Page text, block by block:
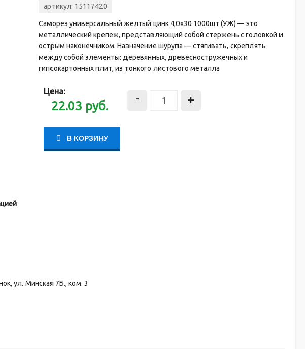
артикул: 15117420
Саморез универсальный желтый цинк 4,0х30 1000шт (УЖ) — это
металлический крепеж, представляющий собой стержень с головкой и
острым наконечником. Назначение шурупа — стягивать, скреплять
между собой элементы: деревянных, древесностружечных и
гипсокартонных плит, из тонкого листового металла
Цена:
22.03 руб.
- +
В КОРЗИНУ
ул. Минская 7Б., ком. 3